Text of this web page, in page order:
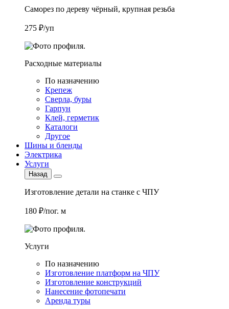
Саморез по дереву чёрный, крупная резьба
275 ₽/уп
Расходные материалы
По назначению
Крепеж
Сверла, буры
Гарпун
Клей, герметик
Каталоги
Другое
Шины и бленды
Электрика
Услуги
Назад
Изготовление детали на станке с ЧПУ
180 ₽/пог. м
Услуги
По назначению
Изготовление платформ на ЧПУ
Изготовление конструкций
Нанесение фотопечати
Аренда туры